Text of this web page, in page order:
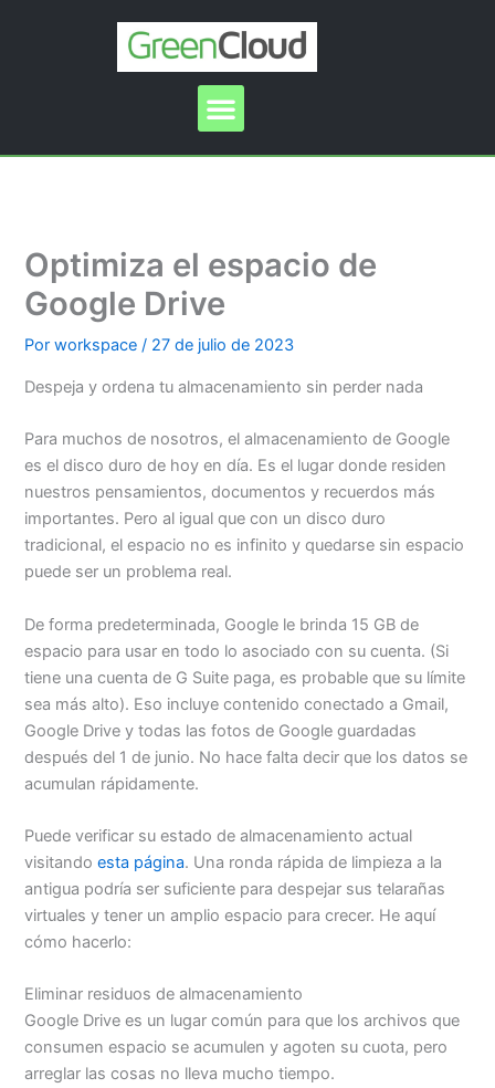
Menu
Optimiza el espacio de
Google Drive
Porworkspace/ 27 de julio de 2023
Despeja y ordena tu almacenamiento sin perder nada
Para muchos de nosotros, el almacenamiento de Google
es el disco duro de hoy en día. Es el lugar donde residen
nuestros pensamientos, documentos y recuerdos más
importantes. Pero al igual que con un disco duro
tradicional, el espacio no es infinito y quedarse sin espacio
puede ser un problema real.
De forma predeterminada, Google le brinda 15 GB de
espacio para usar en todo lo asociado con su cuenta. (Si
tiene una cuenta de G Suite paga, es probable que su límite
sea más alto). Eso incluye contenido conectado a Gmail,
Google Drive y todas las fotos de Google guardadas
después del 1 de junio. No hace falta decir que los datos se
acumulan rápidamente.
Puede verificar su estado de almacenamiento actual
visitandoesta página. Una ronda rápida de limpieza a la
antigua podría ser suficiente para despejar sus telarañas
virtuales y tener un amplio espacio para crecer. He aquí
cómo hacerlo:
Eliminar residuos de almacenamiento
Google Drive es un lugar común para que los archivos que
consumen espacio se acumulen y agoten su cuota, pero
arreglar las cosas no lleva mucho tiempo.